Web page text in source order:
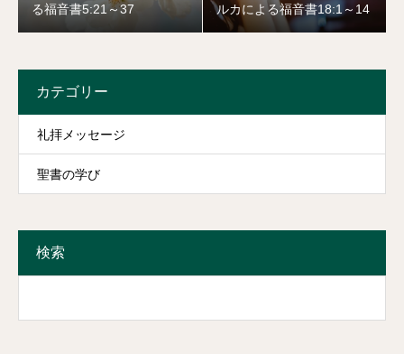
る福音書5:21～37
ルカによる福音書18:1～14
カテゴリー
礼拝メッセージ
聖書の学び
検索